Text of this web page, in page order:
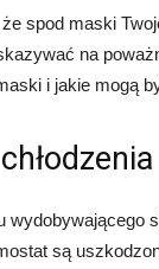
spod maski
na
i jakie mogą
są